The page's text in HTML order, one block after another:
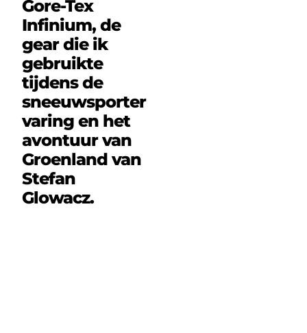
Gore-Tex
Infinium, de
gear die ik
gebruikte
tijdens de
sneeuwsporter
varing en het
avontuur van
Groenland van
Stefan
Glowacz.